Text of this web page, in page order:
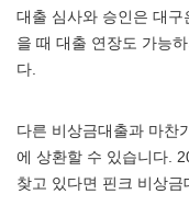
대출 심사와 승인은 대
을 때 대출 연장도 가능
다.
다른 비상금대출과 마찬
에 상환할 수 있습니다.
찾고 있다면 핀크 비상금